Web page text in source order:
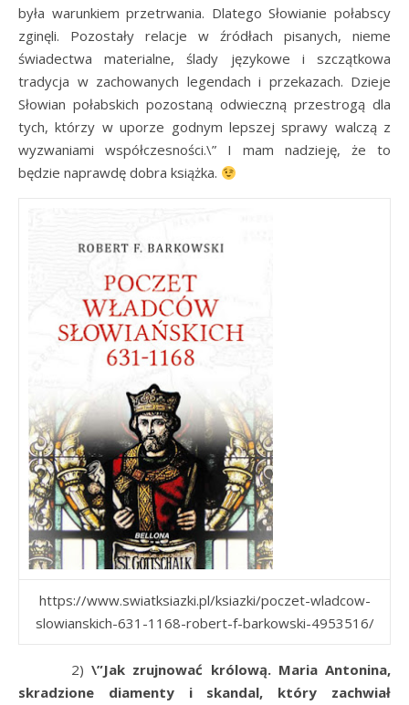
była warunkiem przetrwania. Dlatego Słowianie połabscy
zginęli. Pozostały relacje w źródłach pisanych, nieme
świadectwa materialne, ślady językowe i szczątkowa
tradycja w zachowanych legendach i przekazach. Dzieje
Słowian połabskich pozostaną odwieczną przestrogą dla
tych, którzy w uporze godnym lepszej sprawy walczą z
wyzwaniami współczesności.\” I mam nadzieję, że to
będzie naprawdę dobra książka.
https://www.swiatksiazki.pl/ksiazki/poczet-wladcow-
slowianskich-631-1168-robert-f-barkowski-4953516/
2) \”Jak zrujnować królową. Maria Antonina,
skradzione diamenty i skandal, który zachwiał